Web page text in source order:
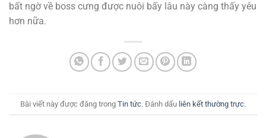
bất ngờ về boss cưng được nuôi bấy lâu này càng thấy yêu
hơn nữa.
Bài viết này được đăng trong Tin tức. Đánh dấu liên kết thường trực.